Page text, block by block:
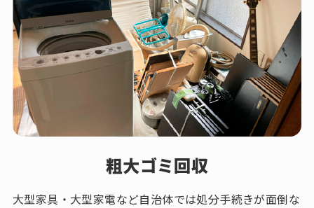
粗大ゴミ回収
大型家具・大型家電など自治体では処分手続きが面倒な